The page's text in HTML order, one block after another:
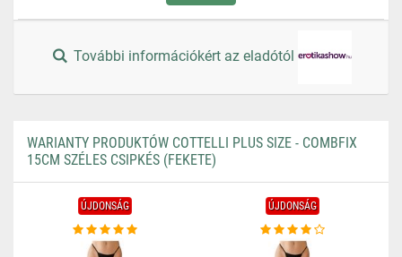
További információkért az eladótól
WARIANTY PRODUKTÓW COTTELLI PLUS SIZE - COMBFIX
15CM SZÉLES CSIPKÉS (FEKETE)
ÚJDONSÁG ÚJDONSÁG